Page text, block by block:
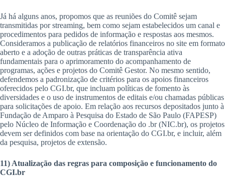
Já há alguns anos, propomos que as reuniões do Comitê sejam
transmitidas por streaming, bem como sejam estabelecidos um canal e
procedimentos para pedidos de informação e respostas aos mesmos.
Consideramos a publicação de relatórios financeiros no site em formato
aberto e a adoção de outras práticas de transparência ativa
fundamentais para o aprimoramento do acompanhamento de
programas, ações e projetos do Comitê Gestor. No mesmo sentido,
defendemos a padronização de critérios para os apoios financeiros
oferecidos pelo CGI.br, que incluam políticas de fomento às
diversidades e o uso de instrumentos de editais e/ou chamadas públicas
para solicitações de apoio. Em relação aos recursos depositados junto à
Fundação de Amparo à Pesquisa do Estado de São Paulo (FAPESP)
pelo Núcleo de Informação e Coordenação do .br (NIC.br), os projetos
devem ser definidos com base na orientação do CGI.br, e incluir, além
da pesquisa, projetos de extensão.
11) Atualização das regras para composição e funcionamento do
CGI.br